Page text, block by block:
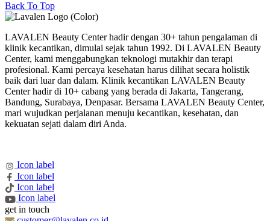
Back To Top
LAVALEN Beauty Center hadir dengan 30+ tahun pengalaman di
klinik kecantikan, dimulai sejak tahun 1992. Di LAVALEN Beauty
Center, kami menggabungkan teknologi mutakhir dan terapi
profesional. Kami percaya kesehatan harus dilihat secara holistik
baik dari luar dan dalam. Klinik kecantikan LAVALEN Beauty
Center hadir di 10+ cabang yang berada di Jakarta, Tangerang,
Bandung, Surabaya, Denpasar. Bersama LAVALEN Beauty Center,
mari wujudkan perjalanan menuju kecantikan, kesehatan, dan
kekuatan sejati dalam diri Anda.
Icon label
Icon label
Icon label
Icon label
get in touch